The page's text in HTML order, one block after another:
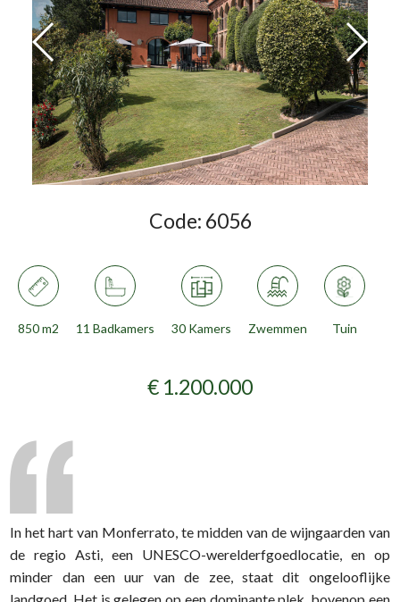
Code: 6056
850 m2 11 Badkamers 30 Kamers Zwemmen Tuin
€ 1.200.000
In het hart van Monferrato, te midden van de wijngaarden van
de regio Asti, een UNESCO-werelderfgoedlocatie, en op
minder dan een uur van de zee, staat dit ongelooflijke